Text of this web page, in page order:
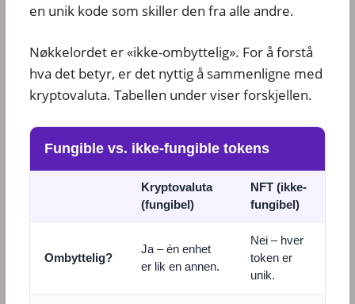
en unik kode som skiller den fra alle andre.
Nøkkelordet er «ikke-ombyttelig». For å forstå
hva det betyr, er det nyttig å sammenligne med
kryptovaluta. Tabellen under viser forskjellen.
Fungible vs. ikke-fungible tokens
Kryptovaluta
(fungibel)
NFT (ikke-
fungibel)
Ombyttelig?
Ja – én enhet
er lik en annen.
Nei – hver
token er
unik.